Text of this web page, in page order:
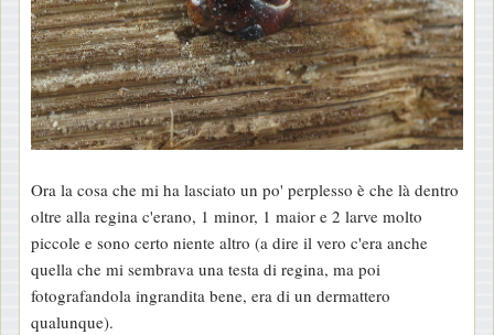
Ora la cosa che mi ha lasciato un po' perplesso è che là dentro
oltre alla regina c'erano, 1 minor, 1 maior e 2 larve molto
piccole e sono certo niente altro (a dire il vero c'era anche
quella che mi sembrava una testa di regina, ma poi
fotografandola ingrandita bene, era di un dermattero
qualunque).